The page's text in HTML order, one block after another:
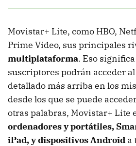
Movistar+ Lite, como HBO,
Prime Video, sus principales
multiplataforma. Eso
suscriptores podrán acceder
detallado más arriba en los
desde los que se puede
otras palabras, Movistar+ Lite
ordenadores y portátiles,
iPad, y dispositivos Android a